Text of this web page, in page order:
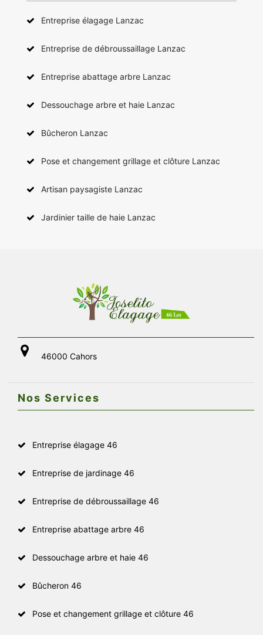
Entreprise élagage Lanzac
Entreprise de débroussaillage Lanzac
Entreprise abattage arbre Lanzac
Dessouchage arbre et haie Lanzac
Bûcheron Lanzac
Pose et changement grillage et clôture Lanzac
Artisan paysagiste Lanzac
Jardinier taille de haie Lanzac
46000 Cahors
Nos Services
Entreprise élagage 46
Entreprise de jardinage 46
Entreprise de débroussaillage 46
Entreprise abattage arbre 46
Dessouchage arbre et haie 46
Bûcheron 46
Pose et changement grillage et clôture 46